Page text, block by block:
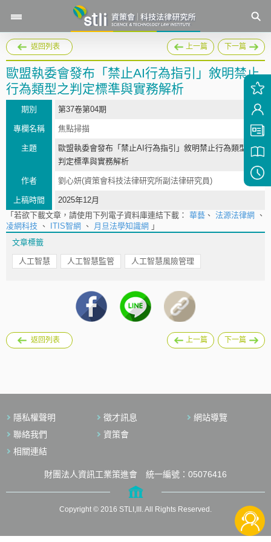
返回列表 上一篇 下一篇
歐盟執委會發布「禁止AI行為指引」敘明禁止
行為類型之判定標準與實務解析
期別 第37卷第04期
專欄名稱 焦點掃描
主題
歐盟執委會發布「禁止AI行為指引」敘明禁止行為類型之
判定標準與實務解析
作者 劉心妍(資策會科技法律研究所副法律研究員)
上稿時間
2025年12月
「若欲下載文章，請使用下列電子資料庫連結下載： 華藝 、 法源法律網 、
凌網科技 、 ITIS智網 、 月旦法學知識網 」
文章標籤
人工智慧 人工智慧監管 人工智慧風險管理
返回列表 上一篇 下一篇
隱私權聲明 徵才訊息
網站導覽
聯絡我們
資策會
相關連結
財團法人資訊工業策進會 統一編號：05076416
Copyright © 2016 STLI,III. All Rights Reserved.